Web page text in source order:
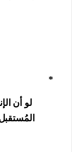
*
لو أن